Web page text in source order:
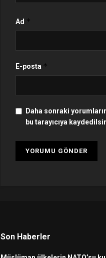
Ad *
E-posta *
Daha sonraki
bu tarayıcıya
Son Haberler